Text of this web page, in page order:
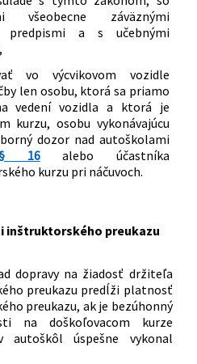
všeobecne záväznými
predpismi a s učebnými
vo výcvikovom vozidle
len osobu, ktorá sa priamo
vedení vozidla a ktorá je
kurzu, osobu vykonávajúcu
dozor nad autoškolami
16alebo účastníka
kurzu pri náčuvoch.
inštruktorského preukazu
dopravy na žiadosť držiteľa
preukazu predĺži platnosť
preukazu, ak je bezúhonný
na doškoľovacom kurze
autoškôl úspešne vykonal